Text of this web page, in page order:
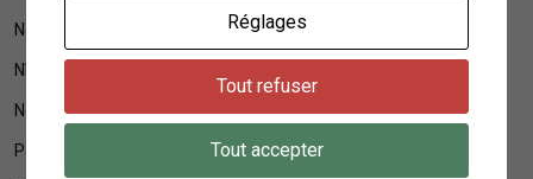
Neuilly-sur-Seine Nice
Nîmes
Noisy-le-Grand Orléans
Pantin Paris
Réglages
Tout refuser
Tout accepter